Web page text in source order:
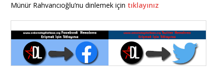
Münür Rahvancıoğlu’nu dinlemek için tıklayınız